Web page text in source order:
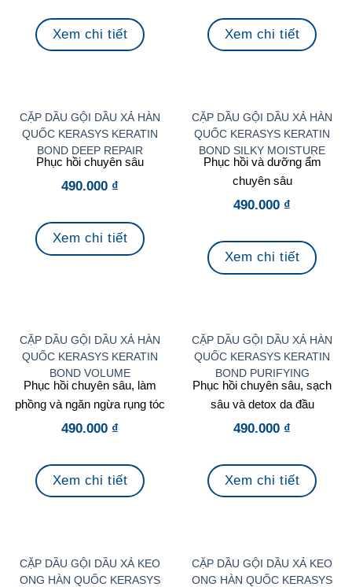
Xem chi tiết Xem chi tiết
CẶP DẦU GỘI DẦU XẢ HÀN
QUỐC KERASYS KERATIN
BOND DEEP REPAIR
Phục hồi chuyên sâu
490.000 ₫
Xem chi tiết
CẶP DẦU GỘI DẦU XẢ HÀN
QUỐC KERASYS KERATIN
BOND SILKY MOISTURE
Phục hồi và dưỡng ẩm
chuyên sâu
490.000 ₫
Xem chi tiết
CẶP DẦU GỘI DẦU XẢ HÀN
QUỐC KERASYS KERATIN
BOND VOLUME
Phục hồi chuyên sâu, làm
phồng và ngăn ngừa rụng tóc
490.000 ₫
Xem chi tiết
CẶP DẦU GỘI DẦU XẢ HÀN
QUỐC KERASYS KERATIN
BOND PURIFYING
Phục hồi chuyên sâu, sạch
sâu và detox da đầu
490.000 ₫
Xem chi tiết
CẶP DẦU GỘI DẦU XẢ KEO
ONG HÀN QUỐC KERASYS
CẶP DẦU GỘI DẦU XẢ KEO
ONG HÀN QUỐC KERASYS